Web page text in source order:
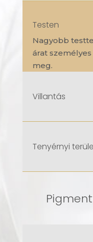
Testen
Nagyobb
árat
meg.
Villantás
Tenyérnyi